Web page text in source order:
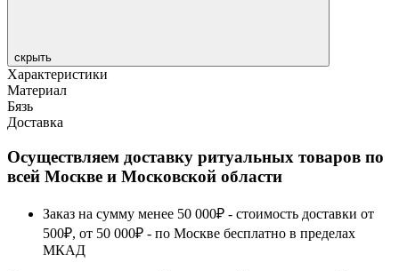
скрыть
Характеристики
Материал
Бязь
Доставка
Осуществляем доставку ритуальных товаров по
всей Москве и Московской области
Заказ на сумму менее 50 000₽ - стоимость доставки от
500₽, от 50 000₽ - по Москве бесплатно в пределах
МКАД